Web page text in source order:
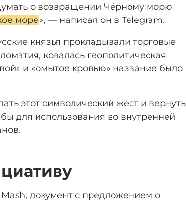
о возвращении Чёрному морю
море», — написал он в Telegram.
князья прокладывали торговые
ковалась геополитическая
и «омытое кровью» название было
этот символический жест и вернуть
для использования во внутренней
документ с предложением о